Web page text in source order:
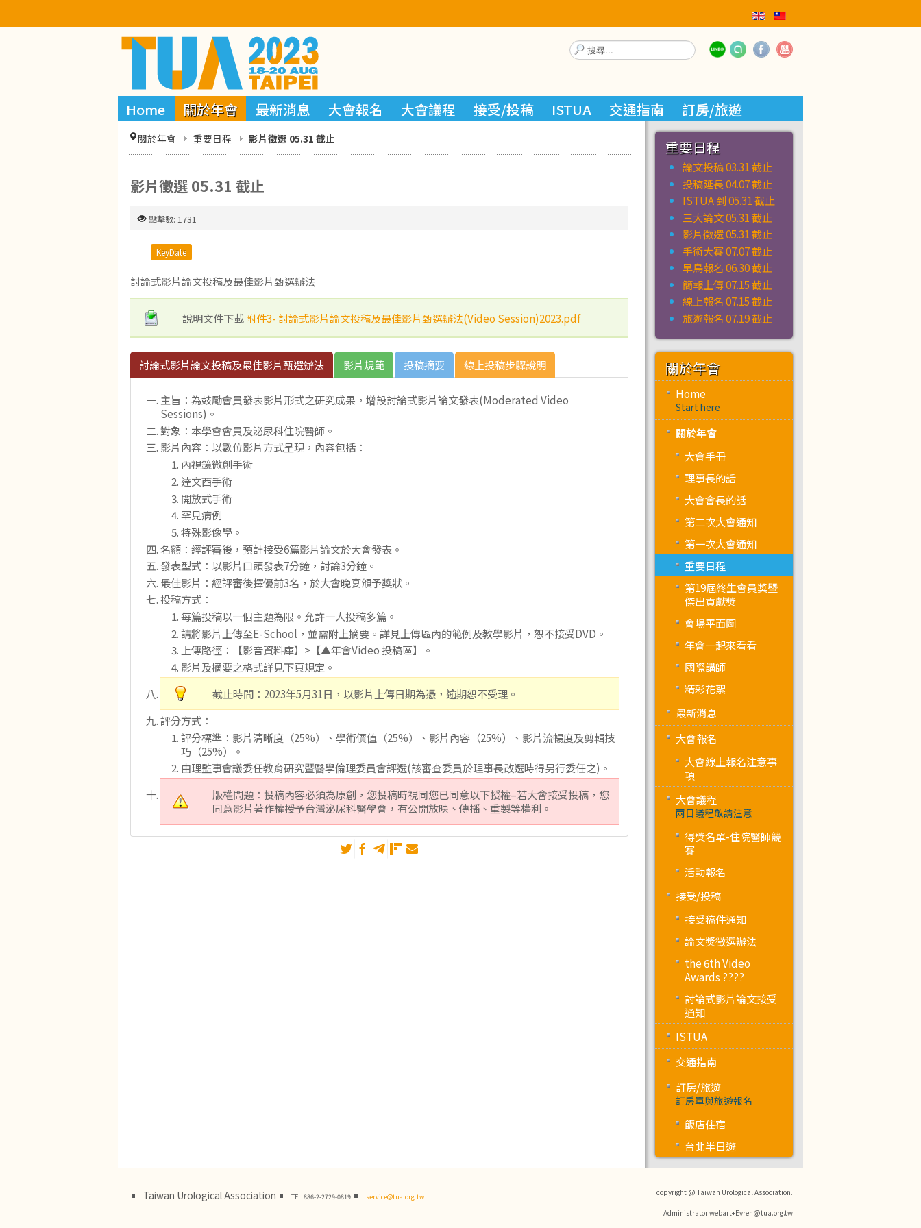
搜
尋...
Home 關於年會 最新消息 大會報名 大會議程 接受/投稿 ISTUA 交通指南 訂房/旅遊
關於年會 重要日程 影片徵選 05.31 截止
影片徵選 05.31 截止
點擊數: 1731
KeyDate
討論式影片論文投稿及最佳影片甄選辦法
說明文件下載附件3- 討論式影片論文投稿及最佳影片甄選辦法(Video Session)2023.pdf
討論式影片論文投稿及最佳影片甄選辦法 影片規範 投稿摘要 線上投稿步驟說明
主旨：為鼓勵會員發表影片形式之研究成果，增設討論式影片論文發表(Moderated Video
Sessions)。
對象：本學會會員及泌尿科住院醫師。
影片內容：以數位影片方式呈現，內容包括：
內視鏡微創手術
達文西手術
開放式手術
罕見病例
特殊影像學。
名額：經評審後，預計接受6篇影片論文於大會發表。
發表型式：以影片口頭發表7分鐘，討論3分鐘。
最佳影片：經評審後擇優前3名，於大會晚宴頒予獎狀。
投稿方式：
每篇投稿以一個主題為限。允許一人投稿多篇。
請將影片上傳至E-School，並需附上摘要。詳見上傳區內的範例及教學影片，恕不接受DVD。
上傳路徑：【影音資料庫】>【▲年會Video 投稿區】。
影片及摘要之格式詳見下頁規定。
截止時間：2023年5月31日，以影片上傳日期為憑，逾期恕不受理。
評分方式：
評分標準：影片清晰度（25%）、學術價值（25%）、影片內容（25%）、影片流暢度及剪輯技
巧（25%）。
由理監事會議委任教育研究暨醫學倫理委員會評選(該審查委員於理事長改選時得另行委任之)。
版權問題：投稿內容必須為原創，您投稿時視同您已同意以下授權–若大會接受投稿，您
同意影片著作權授予台灣泌尿科醫學會，有公開放映、傳播、重製等權利。
重要日程
論文投稿 03.31 截止
投稿延長 04.07 截止
ISTUA 到 05.31 截止
三大論文 05.31 截止
影片徵選 05.31 截止
手術大賽 07.07 截止
早鳥報名 06.30 截止
簡報上傳 07.15 截止
線上報名 07.15 截止
旅遊報名 07.19 截止
關於年會
Home
Start here
關於年會
大會手冊
理事長的話
大會會長的話
第二次大會通知
第一次大會通知
重要日程
第19屆終生會員獎暨
傑出貢獻獎
會場平面圖
年會一起來看看
國際講師
精彩花絮
最新消息
大會報名
大會線上報名注意事
項
大會議程
兩日議程敬請注意
得獎名單-住院醫師競
賽
活動報名
接受/投稿
接受稿件通知
論文獎徵選辦法
the 6th Video
Awards ????
討論式影片論文接受
通知
ISTUA
交通指南
訂房/旅遊
訂房單與旅遊報名
飯店住宿
台北半日遊
Taiwan Urological Association TEL:886-2-2729-0819 service@tua.org.tw
copyright @ Taiwan Urological Association.
Administrator webart+Evren@tua.org.tw